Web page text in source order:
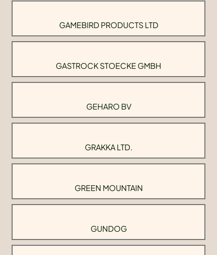
GAMEBIRD PRODUCTS LTD
GASTROCK STOECKE GMBH
GEHARO BV
GRAKKA LTD.
GREEN MOUNTAIN
GUNDOG